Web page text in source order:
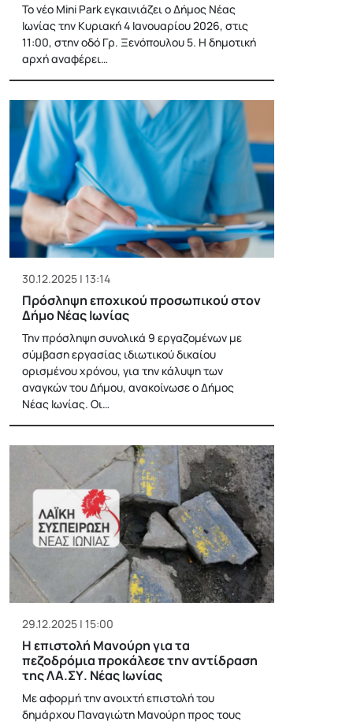
Το νέο Mini Park εγκαινιάζει ο Δήμος Νέας
Ιωνίας την Κυριακή 4 Ιανουαρίου 2026, στις
11:00, στην οδό Γρ. Ξενόπουλου 5. Η δημοτική
αρχή αναφέρει…
30.12.2025 | 13:14
Πρόσληψη εποχικού προσωπικού στον
Δήμο Νέας Ιωνίας
Την πρόσληψη συνολικά 9 εργαζομένων με
σύμβαση εργασίας ιδιωτικού δικαίου
ορισμένου χρόνου, για την κάλυψη των
αναγκών του Δήμου, ανακοίνωσε ο Δήμος
Νέας Ιωνίας. Οι…
29.12.2025 | 15:00
Η επιστολή Μανούρη για τα
πεζοδρόμια προκάλεσε την αντίδραση
της ΛΑ.ΣΥ. Νέας Ιωνίας
Με αφορμή την ανοιχτή επιστολή του
δημάρχου Παναγιώτη Μανούρη προς τους